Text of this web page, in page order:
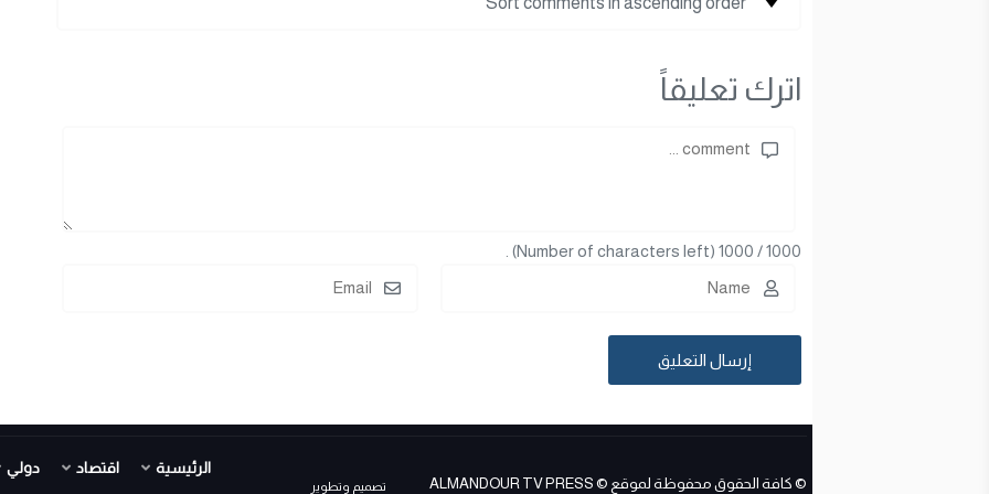
اترك تعليقاً
1000
/
1000
(Number of characters left) .
© كافة الحقوق محفوظة لموقع ALMANDOUR TV PRESS © تصميم وتطوير
الرئيسية اقتصاد دولي